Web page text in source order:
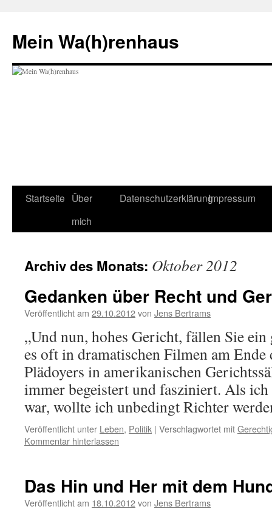
springen
Mein Wa(h)renhaus
Startseite Über
mich
DatenschutzerklärungImpressum
Archiv des Monats: Oktober 2012
Gedanken über Recht und
Veröffentlicht am 29.10.2012von Jens Bertrams
„Und nun, hohes Gericht, fällen Sie
es oft in dramatischen Filmen am Ende
Plädoyers in amerikanischen
immer begeistert und fasziniert. Als
war, wollte ich unbedingt Richter
Veröffentlicht unter Leben, Politik | Verschlagwortet mit
Kommentar hinterlassen
Das Hin und Her mit dem
Veröffentlicht am 18.10.2012von Jens Bertrams